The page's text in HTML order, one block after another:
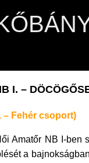
I. –
– Fehér csoport)
Amatőr NB I-ben
a